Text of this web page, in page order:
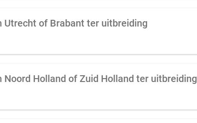
Utrecht of Brabant ter uitbreiding
Holland of Zuid Holland ter uitbreiding